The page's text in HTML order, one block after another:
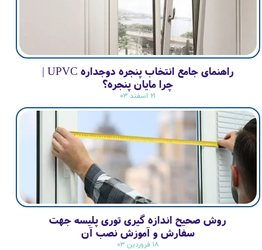
راهنمای جامع انتخاب پنجره دوجداره UPVC |
چرا مایان پنجره؟
۲۱ اسفند ۰۳
روش صحیح اندازه گیری توری پلیسه جهت
سفارش و آموزش نصب آن
۱۸ فروردین ۰۳